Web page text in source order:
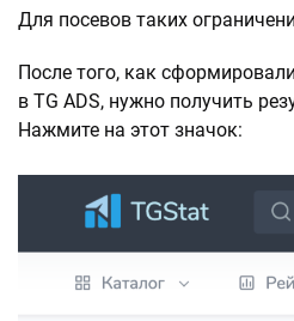
Для посевов таких
После того, как
в TG ADS, нужно получить
Нажмите на этот значок: